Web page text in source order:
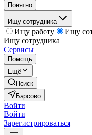
Понятно
Ищу сотрудника
Ищу работу
Ищу
Ищу сотрудника
Сервисы
Помощь
Ещё
Поиск
Барсово
Войти
Войти
Зарегистрироваться